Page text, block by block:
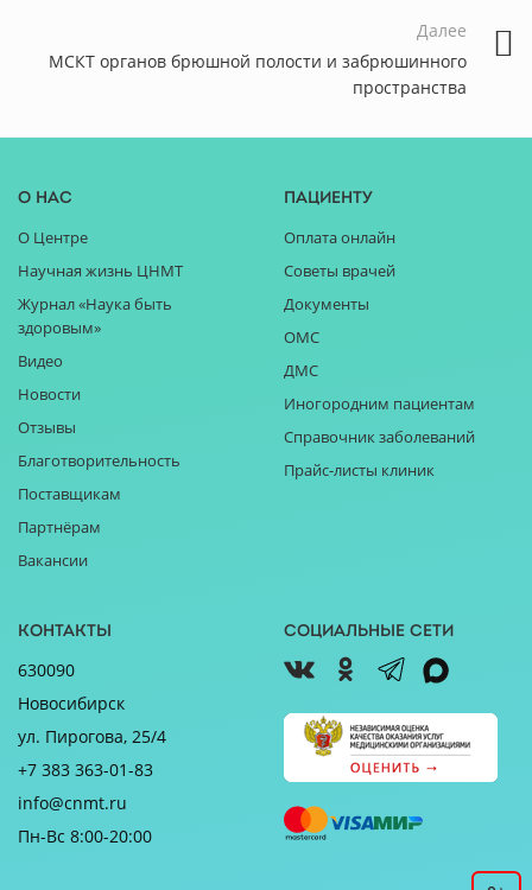
Далее
МСКТ органов брюшной полости и забрюшинного
пространства
О нас
О Центре
Научная жизнь ЦНМТ
Журнал «Наука быть
здоровым»
Видео
Новости
Отзывы
Благотворительность
Поставщикам
Партнёрам
Вакансии
Пациенту
Оплата онлайн
Советы врачей
Документы
ОМС
ДМС
Иногородним пациентам
Справочник заболеваний
Прайс-листы клиник
Контакты
630090
Новосибирск
ул. Пирогова, 25/4
+7 383 363-01-83
info@cnmt.ru
Пн-Вс 8:00-20:00
Социальные сети